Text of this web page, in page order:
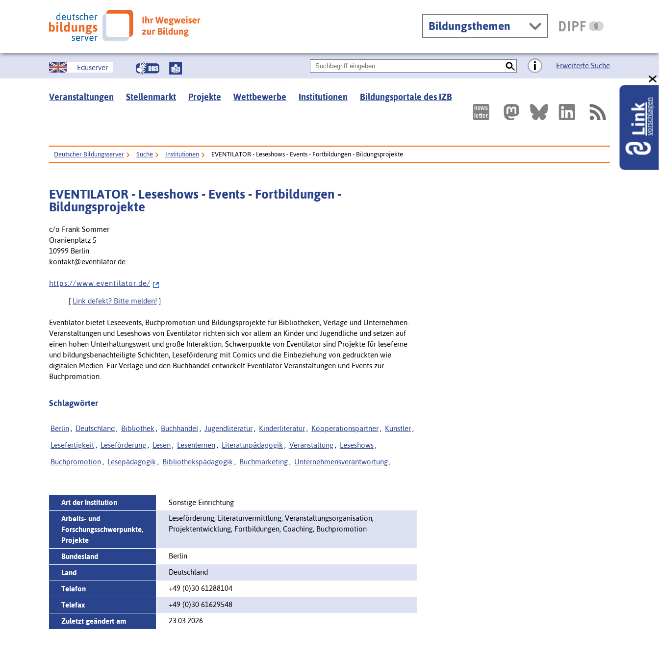
Bildungsthemen
Eduserver Erweiterte Suche
Veranstaltungen Stellenmarkt Projekte Wettbewerbe Institutionen Bildungsportale des IZB
Deutscher Bildungsserver Suche Institutionen EVENTILATOR - Leseshows - Events - Fortbildungen - Bildungsprojekte
EVENTILATOR - Leseshows - Events - Fortbildungen -
Bildungsprojekte
c/o Frank Sommer
Oranienplatz 5
10999 Berlin
kontakt@eventilator.de
h t t p s : / / w w w . e v e n t i l a t o r . d e /
[ Link defekt? Bitte melden! ]
Eventilator bietet Leseevents, Buchpromotion und Bildungsprojekte für Bibliotheken, Verlage und Unternehmen.
Veranstaltungen und Leseshows von Eventilator richten sich vor allem an Kinder und Jugendliche und setzen auf
einen hohen Unterhaltungswert und große Interaktion. Schwerpunkte von Eventilator sind Projekte für leseferne
und bildungsbenachteiligte Schichten, Leseförderung mit Comics und die Einbeziehung von gedruckten wie
digitalen Medien. Für Verlage und den Buchhandel entwickelt Eventilator Veranstaltungen und Events zur
Buchpromotion.
Schlagwörter
Berlin , Deutschland , Bibliothek , Buchhandel , Jugendliteratur , Kinderliteratur , Kooperationspartner , Künstler ,
Lesefertigkeit , Leseförderung , Lesen , Lesenlernen , Literaturpädagogik , Veranstaltung , Leseshows ,
Buchpromotion , Lesepädagogik , Bibliothekspädagogik , Buchmarketing , Unternehmensverantwortung ,
Art der Institution
Sonstige Einrichtung
Arbeits- und
Forschungsschwerpunkte,
Projekte
Leseförderung, Literaturvermittlung, Veranstaltungsorganisation,
Projektentwicklung, Fortbildungen, Coaching, Buchpromotion
Bundesland
Berlin
Land
Deutschland
Telefon
+49 (0)30 61288104
Telefax
+49 (0)30 61629548
Zuletzt geändert am
23.03.2026
Linkvorschlagen